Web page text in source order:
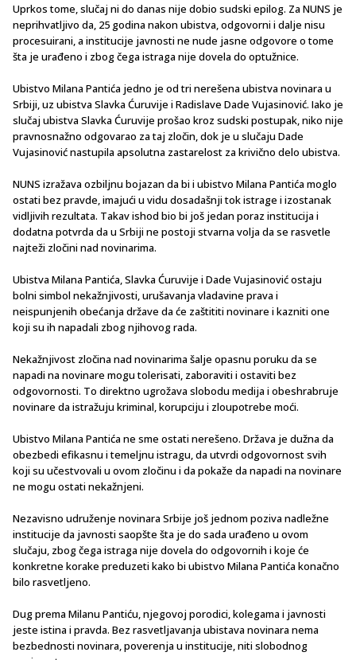
Uprkos tome, slučaj ni do danas nije dobio sudski epilog. Za NUNS je
neprihvatljivo da, 25 godina nakon ubistva, odgovorni i dalje nisu
procesuirani, a institucije javnosti ne nude jasne odgovore o tome
šta je urađeno i zbog čega istraga nije dovela do optužnice.
Ubistvo Milana Pantića jedno je od tri nerešena ubistva novinara u
Srbiji, uz ubistva Slavka Ćuruvije i Radislave Dade Vujasinović. Iako je
slučaj ubistva Slavka Ćuruvije prošao kroz sudski postupak, niko nije
pravnosnažno odgovarao za taj zločin, dok je u slučaju Dade
Vujasinović nastupila apsolutna zastarelost za krivično delo ubistva.
NUNS izražava ozbiljnu bojazan da bi i ubistvo Milana Pantića moglo
ostati bez pravde, imajući u vidu dosadašnji tok istrage i izostanak
vidljivih rezultata. Takav ishod bio bi još jedan poraz institucija i
dodatna potvrda da u Srbiji ne postoji stvarna volja da se rasvetle
najteži zločini nad novinarima.
Ubistva Milana Pantića, Slavka Ćuruvije i Dade Vujasinović ostaju
bolni simbol nekažnjivosti, urušavanja vladavine prava i
neispunjenih obećanja države da će zaštititi novinare i kazniti one
koji su ih napadali zbog njihovog rada.
Nekažnjivost zločina nad novinarima šalje opasnu poruku da se
napadi na novinare mogu tolerisati, zaboraviti i ostaviti bez
odgovornosti. To direktno ugrožava slobodu medija i obeshrabruje
novinare da istražuju kriminal, korupciju i zloupotrebe moći.
Ubistvo Milana Pantića ne sme ostati nerešeno. Država je dužna da
obezbedi efikasnu i temeljnu istragu, da utvrdi odgovornost svih
koji su učestvovali u ovom zločinu i da pokaže da napadi na novinare
ne mogu ostati nekažnjeni.
Nezavisno udruženje novinara Srbije još jednom poziva nadležne
institucije da javnosti saopšte šta je do sada urađeno u ovom
slučaju, zbog čega istraga nije dovela do odgovornih i koje će
konkretne korake preduzeti kako bi ubistvo Milana Pantića konačno
bilo rasvetljeno.
Dug prema Milanu Pantiću, njegovoj porodici, kolegama i javnosti
jeste istina i pravda. Bez rasvetljavanja ubistava novinara nema
bezbednosti novinara, poverenja u institucije, niti slobodnog